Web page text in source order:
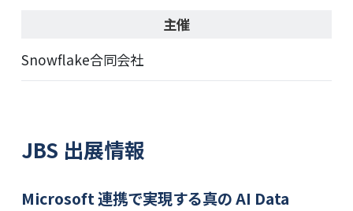
主催
Snowflake合同会社
JBS 出展情報
Microsoft 連携で実現する真の AI Data